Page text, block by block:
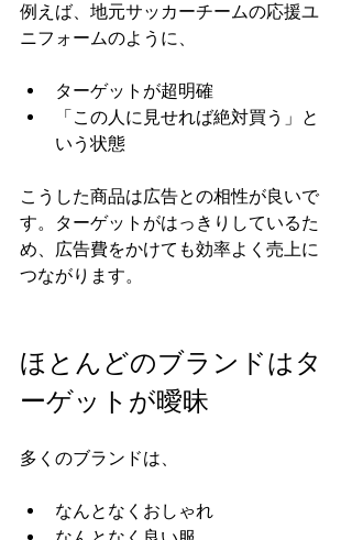
例えば、地元サッカーチームの応援ユ
ニフォームのように、
ターゲットが超明確
「この人に見せれば絶対買う」と
いう状態
こうした商品は広告との相性が良いで
す。ターゲットがはっきりしているた
め、広告費をかけても効率よく売上に
つながります。
ほとんどのブランドはタ
ーゲットが曖昧
多くのブランドは、
なんとなくおしゃれ